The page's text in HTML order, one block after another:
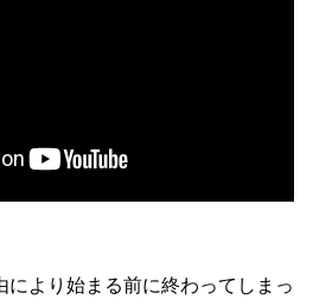
により始まる前に終わってしまっ